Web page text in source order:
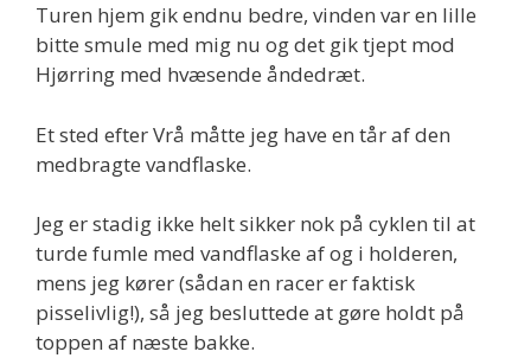
Turen hjem gik endnu bedre, vinden var en lille
bitte smule med mig nu og det gik tjept mod
Hjørring med hvæsende åndedræt.
Et sted efter Vrå måtte jeg have en tår af den
medbragte vandflaske.
Jeg er stadig ikke helt sikker nok på cyklen til at
turde fumle med vandflaske af og i holderen,
mens jeg kører (sådan en racer er faktisk
pisselivlig!), så jeg besluttede at gøre holdt på
toppen af næste bakke.